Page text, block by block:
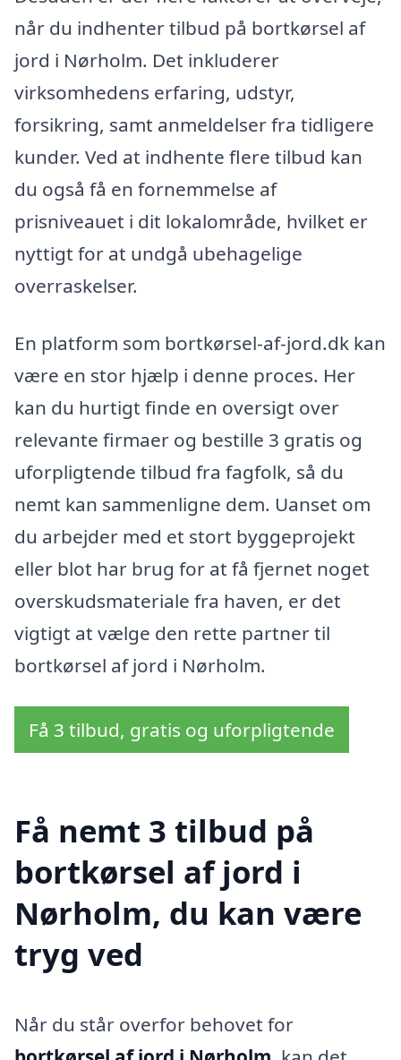
når du indhenter tilbud på bortkørsel af
jord i Nørholm. Det inkluderer
virksomhedens erfaring, udstyr,
forsikring, samt anmeldelser fra tidligere
kunder. Ved at indhente flere tilbud kan
du også få en fornemmelse af
prisniveauet i dit lokalområde, hvilket er
nyttigt for at undgå ubehagelige
overraskelser.
En platform som bortkørsel-af-jord.dk kan
være en stor hjælp i denne proces. Her
kan du hurtigt finde en oversigt over
relevante firmaer og bestille 3 gratis og
uforpligtende tilbud fra fagfolk, så du
nemt kan sammenligne dem. Uanset om
du arbejder med et stort byggeprojekt
eller blot har brug for at få fjernet noget
overskudsmateriale fra haven, er det
vigtigt at vælge den rette partner til
bortkørsel af jord i Nørholm.
Få 3 tilbud, gratis og uforpligtende
Få nemt 3 tilbud på
bortkørsel af jord i
Nørholm, du kan være
tryg ved
Når du står overfor behovet for